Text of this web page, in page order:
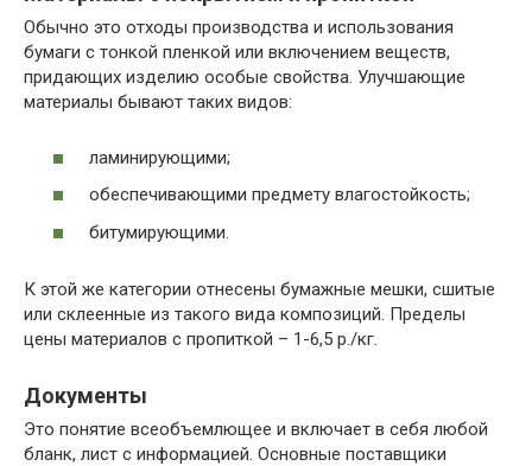
Обычно это отходы производства и использования
бумаги с тонкой пленкой или включением веществ,
придающих изделию особые свойства. Улучшающие
материалы бывают таких видов:
ламинирующими;
обеспечивающими предмету влагостойкость;
битумирующими.
К этой же категории отнесены бумажные мешки, сшитые
или склеенные из такого вида композиций. Пределы
цены материалов с пропиткой – 1-6,5 р./кг.
Документы
Это понятие всеобъемлющее и включает в себя любой
бланк, лист с информацией. Основные поставщики